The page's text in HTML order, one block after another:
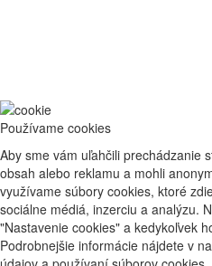
Používame cookies
Aby sme vám uľahčili prechádzanie
obsah alebo reklamu a mohli
využívame súbory cookies, ktoré
sociálne médiá, inzerciu a analýzu.
"Nastavenie cookies" a kedykoľvek
Podrobnejšie informácie nájdete v